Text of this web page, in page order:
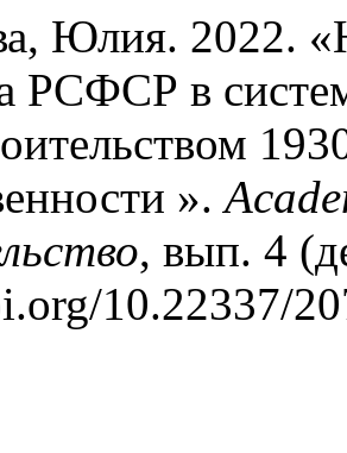
Юлия. 2022.
РСФСР в
».
, вып. 4
10.22337/